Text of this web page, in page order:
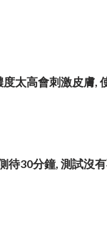
度太高會刺激皮膚,
待30分鐘, 測試沒